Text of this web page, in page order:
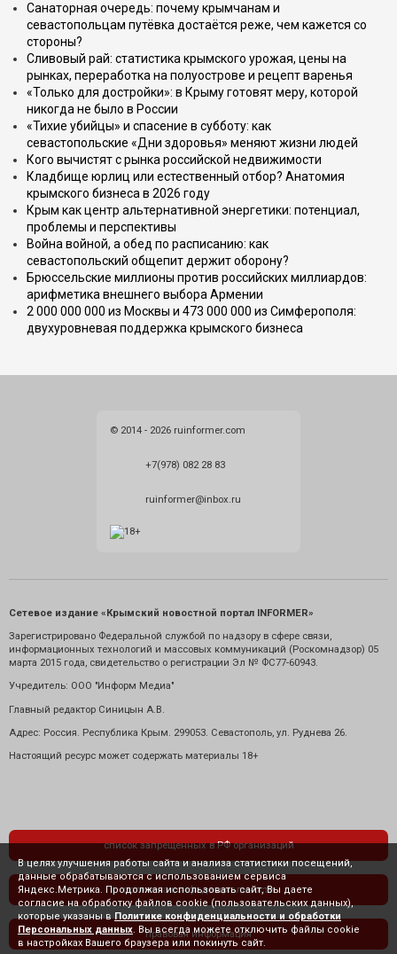
Санаторная очередь: почему крымчанам и
севастопольцам путёвка достаётся реже, чем кажется со
стороны?
Сливовый рай: статистика крымского урожая, цены на
рынках, переработка на полуострове и рецепт варенья
«Только для достройки»: в Крыму готовят меру, которой
никогда не было в России
«Тихие убийцы» и спасение в субботу: как
севастопольские «Дни здоровья» меняют жизни людей
Кого вычистят с рынка российской недвижимости
Кладбище юрлиц или естественный отбор? Анатомия
крымского бизнеса в 2026 году
Крым как центр альтернативной энергетики: потенциал,
проблемы и перспективы
Война войной, а обед по расписанию: как
севастопольский общепит держит оборону?
Брюссельские миллионы против российских миллиардов:
арифметика внешнего выбора Армении
2 000 000 000 из Москвы и 473 000 000 из Симферополя:
двухуровневая поддержка крымского бизнеса
© 2014 - 2026 ruinformer.com
+7(978) 082 28 83
ruinformer@inbox.ru
Сетевое издание «Крымский новостной портал INFORMER»
Зарегистрировано Федеральной службой по надзору в сфере связи,
информационных технологий и массовых коммуникаций (Роскомнадзор) 05
марта 2015 года, свидетельство о регистрации Эл № ФС77-60943.
Учредитель: ООО "Информ Медиа"
Главный редактор Синицын А.В.
Адрес: Россия. Республика Крым. 299053. Севастополь, ул. Руднева 26.
Настоящий ресурс может содержать материалы 18+
список запрещенных в РФ организаций
политика конфиденциальности
правовая информация
В целях улучшения работы сайта и анализа статистики посещений,
данные обрабатываются с использованием сервиса
Яндекс.Метрика. Продолжая использовать сайт, Вы даете
согласие на обработку файлов cookie (пользовательских данных),
которые указаны в Политике конфиденциальности и обработки
Персональных данных . Вы всегда можете отключить файлы cookie
в настройках Вашего браузера или покинуть сайт.